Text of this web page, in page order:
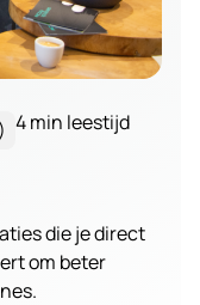
4 min leestijd
die je direct
om beter